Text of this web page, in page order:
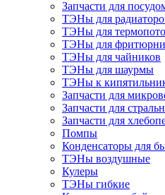
Запчасти для
ТЭНы для
ТЭНы для
ТЭНы для
ТЭНы для чайников
ТЭНы для шаурмы
ТЭНы к
Запчасти для
Запчасти для
Запчасти для
Помпы
Конденсаторы для
ТЭНы воздушные
Кулеры
ТЭНы гибкие